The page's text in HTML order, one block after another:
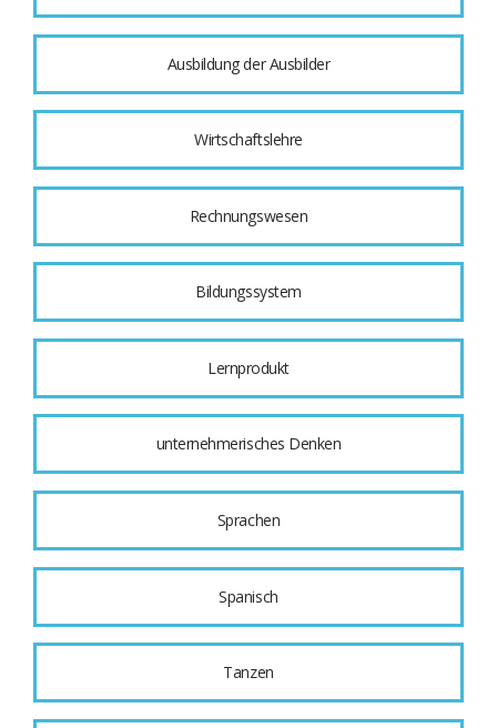
Ausbildung der Ausbilder
Wirtschaftslehre
Rechnungswesen
Bildungssystem
Lernprodukt
unternehmerisches Denken
Sprachen
Spanisch
Tanzen